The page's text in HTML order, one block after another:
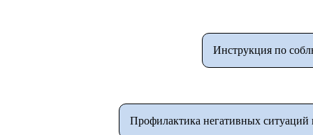
Инструкция по
Профилактика негативных ситуаций